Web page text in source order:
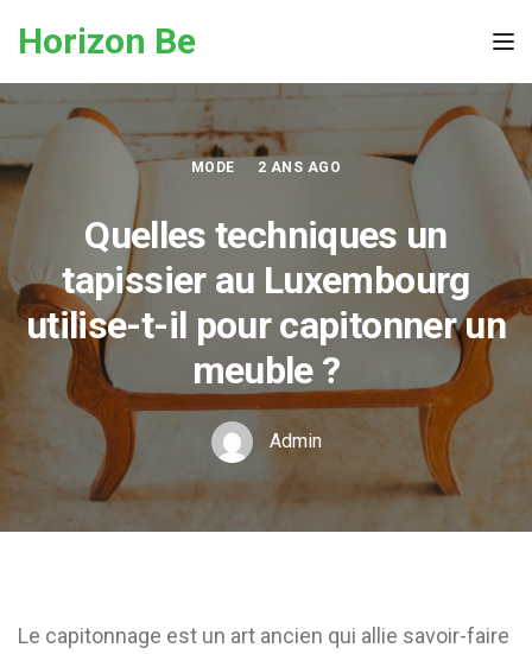
Horizon Be
MODE 2 ANS AGO
Quelles techniques un
tapissier au Luxembourg
utilise-t-il pour capitonner un
meuble ?
Admin
Le capitonnage est un art ancien qui allie savoir-faire